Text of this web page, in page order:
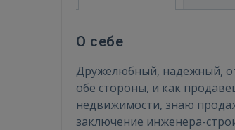
О себе
Дружелюбный, надежный,
обе стороны, и как
недвижимости, знаю
заключение инженера-